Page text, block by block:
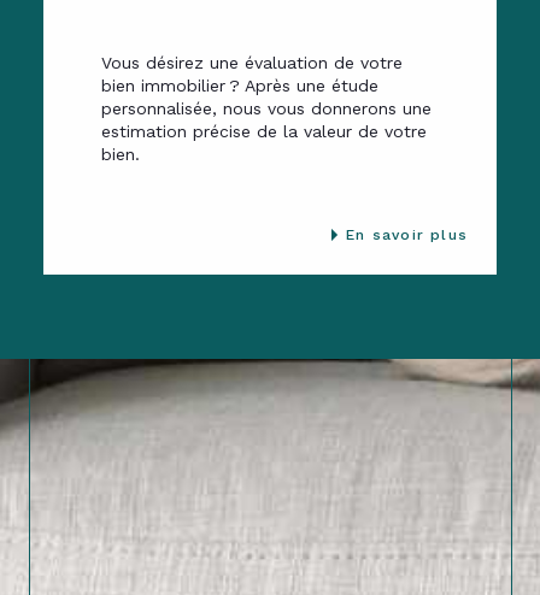
Vous désirez une évaluation de votre
bien immobilier ? Après une étude
personnalisée, nous vous donnerons une
estimation précise de la valeur de votre
bien.
En savoir plus